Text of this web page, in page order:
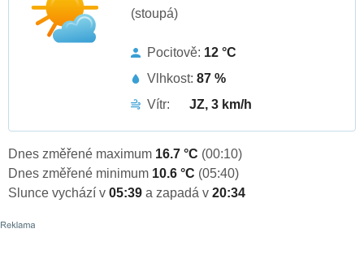
(stoupá)
Pocitově: 12 °C
Vlhkost: 87 %
Vítr:
JZ, 3 km/h
Dnes změřené maximum 16.7 °C (00:10)
Dnes změřené minimum 10.6 °C (05:40)
Slunce vychází v 05:39 a zapadá v 20:34